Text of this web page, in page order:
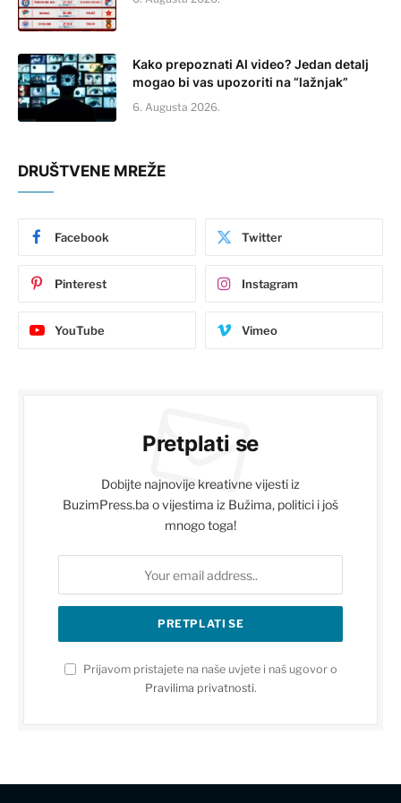
Kako prepoznati AI video? Jedan detalj
mogao bi vas upozoriti na “lažnjak”
6. Augusta 2026.
DRUŠTVENE MREŽE
Facebook Twitter
Pinterest Instagram
YouTube Vimeo
Pretplati se
Dobijte najnovije kreativne vijesti iz
BuzimPress.ba o vijestima iz Bužima, politici i još
mnogo toga!
Prijavom pristajete na naše uvjete i naš ugovor o
Pravilima privatnosti.